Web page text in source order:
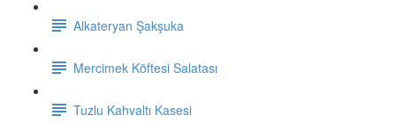
Alkateryan Şakşuka
Mercimek Köftesi Salatası
Tuzlu Kahvaltı Kasesi